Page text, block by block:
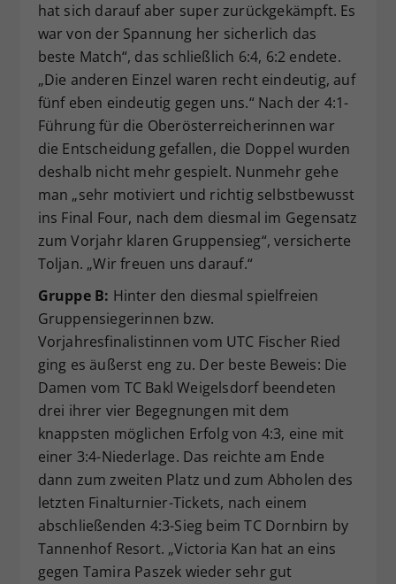
hat sich darauf aber super zurückgekämpft. Es
war von der Spannung her sicherlich das
beste Match“, das schließlich 6:4, 6:2 endete.
„Die anderen Einzel waren recht eindeutig, auf
fünf eben eindeutig gegen uns.“ Nach der 4:1-
Führung für die Oberösterreicherinnen war
die Entscheidung gefallen, die Doppel wurden
deshalb nicht mehr gespielt. Nunmehr gehe
man „sehr motiviert und richtig selbstbewusst
ins Final Four, nach dem diesmal im Gegensatz
zum Vorjahr klaren Gruppensieg“, versicherte
Toljan. „Wir freuen uns darauf.“
Gruppe B: Hinter den diesmal spielfreien
Gruppensiegerinnen bzw.
Vorjahresfinalistinnen vom UTC Fischer Ried
ging es äußerst eng zu. Der beste Beweis: Die
Damen vom TC Bakl Weigelsdorf beendeten
drei ihrer vier Begegnungen mit dem
knappsten möglichen Erfolg von 4:3, eine mit
einer 3:4-Niederlage. Das reichte am Ende
dann zum zweiten Platz und zum Abholen des
letzten Finalturnier-Tickets, nach einem
abschließenden 4:3-Sieg beim TC Dornbirn by
Tannenhof Resort. „Victoria Kan hat an eins
gegen Tamira Paszek wieder sehr gut